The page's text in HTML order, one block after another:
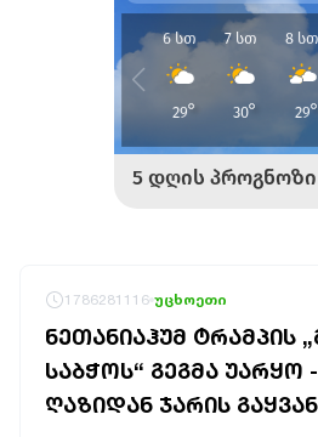
1786281116 უცხოეთი
ᲜᲔᲗᲐᲜᲘᲐᲰᲣᲛ ᲢᲠᲐᲛᲞᲘᲡ
ᲡᲐᲑᲭᲝᲡ“ ᲒᲔᲒᲛᲐ ᲣᲐᲠᲧᲝ
ᲦᲐᲖᲘᲓᲐᲜ ᲯᲐᲠᲘᲡ